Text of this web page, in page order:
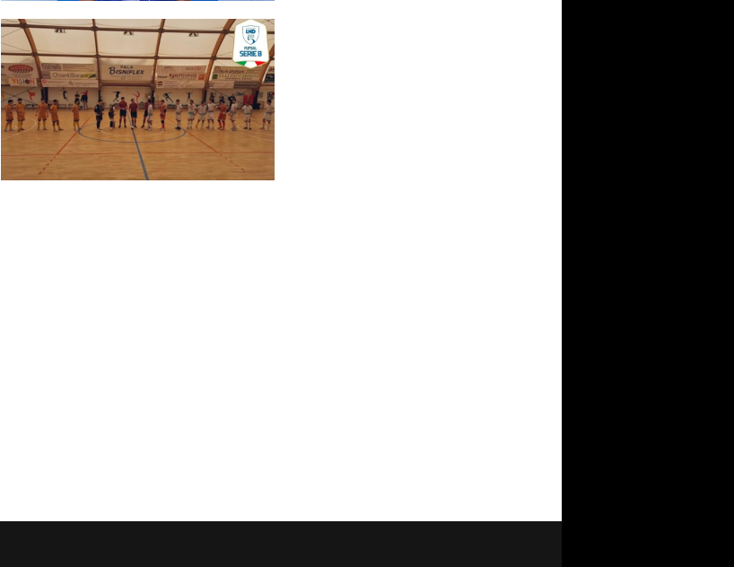
#futsalmercato, IBS Le Crete:
Frontino resta biancoazzurro.
"Uno dei giovani più interessanti"